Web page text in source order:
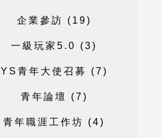
企 業 參 訪 ( 1 9)
一 級 玩家 5 . 0 (3)
Y S 青年 大 使 召 募 (7 )
青年論壇 (7 )
青年職涯 工 作坊 (4)